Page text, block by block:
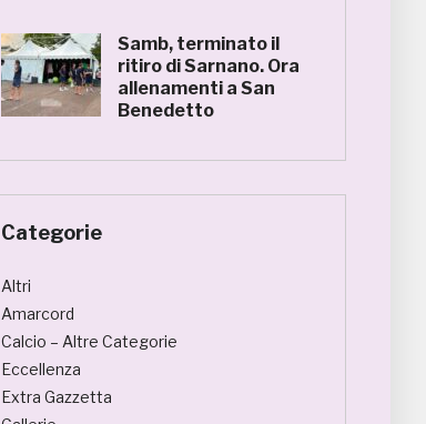
Samb, terminato il
ritiro di Sarnano. Ora
allenamenti a San
Benedetto
Categorie
Altri
Amarcord
Calcio – Altre Categorie
Eccellenza
Extra Gazzetta